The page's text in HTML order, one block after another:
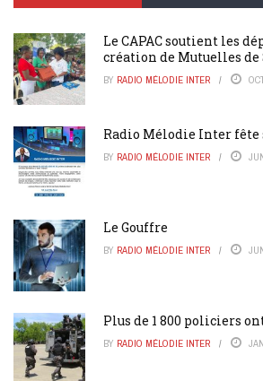
Le CAPAC soutient les
création de Mutuelles
BY RADIO MÉLODIE INTER
Radio Mélodie Inter fête
BY RADIO MÉLODIE INTER
Le Gouffre
BY RADIO MÉLODIE INTER
Plus de 1 800 policiers
BY RADIO MÉLODIE INTER